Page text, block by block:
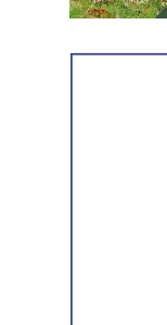
Laboralistas,
Trabajo (ANJUT),
muerta. Con esta
compraventa de
enfrentamos un
democracia, a la
interamericano
esta comisión